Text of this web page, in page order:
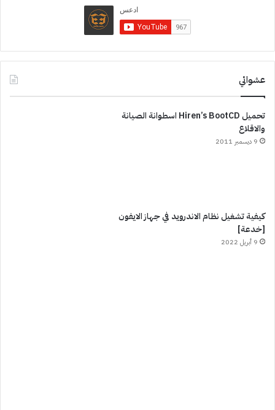
عشوائي
تحميل Hiren’s BootCD اسطوانة الصيانة
والاقلاع
9 ديسمبر 2011
كيفية تشغيل نظام الاندرويد في جهاز الايفون
[خدعة]
9 أبريل 2022